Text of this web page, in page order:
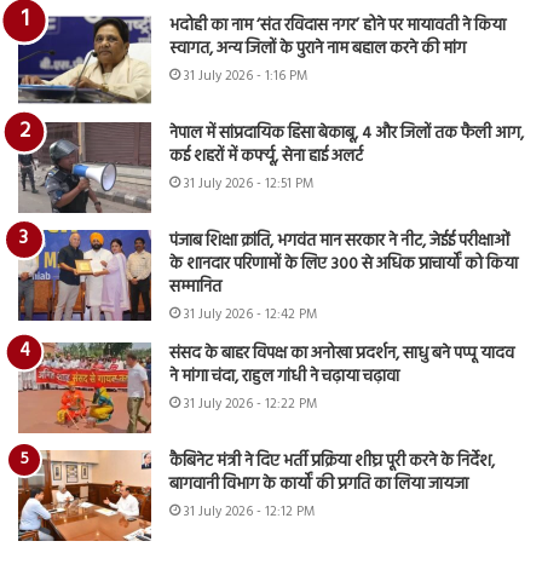
भदोही का नाम ‘संत रविदास नगर’ होने पर मायावती ने किया
स्वागत, अन्य जिलों के पुराने नाम बहाल करने की मांग
31 July 2026 - 1:16 PM
नेपाल में सांप्रदायिक हिंसा बेकाबू, 4 और जिलों तक फैली आग,
कई शहरों में कर्फ्यू, सेना हाई अलर्ट
31 July 2026 - 12:51 PM
पंजाब शिक्षा क्रांति, भगवंत मान सरकार ने नीट, जेईई परीक्षाओं
के शानदार परिणामों के लिए 300 से अधिक प्राचार्यों को किया
सम्मानित
31 July 2026 - 12:42 PM
संसद के बाहर विपक्ष का अनोखा प्रदर्शन, साधु बने पप्पू यादव
ने मांगा चंदा, राहुल गांधी ने चढ़ाया चढ़ावा
31 July 2026 - 12:22 PM
कैबिनेट मंत्री ने दिए भर्ती प्रक्रिया शीघ्र पूरी करने के निर्देश,
बागवानी विभाग के कार्यों की प्रगति का लिया जायजा
31 July 2026 - 12:12 PM